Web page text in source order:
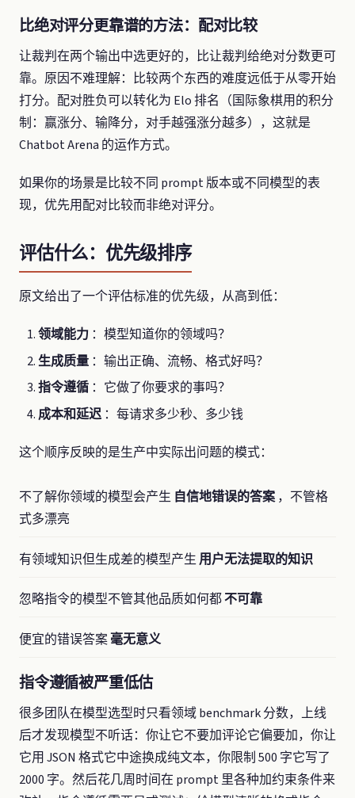
比绝对评分更靠谱的方法：配对比较
让裁判在两个输出中选更好的，比让裁判给绝对分数更可
靠。原因不难理解：比较两个东西的难度远低于从零开始
打分。配对胜负可以转化为 Elo 排名（国际象棋用的积分
制：赢涨分、输降分，对手越强涨分越多），这就是
Chatbot Arena 的运作方式。
如果你的场景是比较不同 prompt 版本或不同模型的表
现，优先用配对比较而非绝对评分。
评估什么：优先级排序
原文给出了一个评估标准的优先级，从高到低：
领域能力 ：模型知道你的领域吗？
生成质量 ：输出正确、流畅、格式好吗？
指令遵循 ：它做了你要求的事吗？
成本和延迟 ：每请求多少秒、多少钱
这个顺序反映的是生产中实际出问题的模式：
不了解你领域的模型会产生 自信地错误的答案，不管格
式多漂亮
有领域知识但生成差的模型产生用户无法提取的知识
忽略指令的模型不管其他品质如何都不可靠
便宜的错误答案毫无意义
指令遵循被严重低估
很多团队在模型选型时只看领域 benchmark 分数，上线
后才发现模型不听话：你让它不要加评论它偏要加，你让
它用 JSON 格式它中途换成纯文本，你限制 500 字它写了
2000 字。然后花几周时间在 prompt 里各种加约束条件来